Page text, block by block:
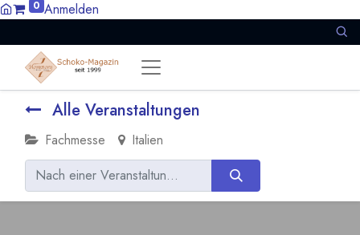
0 Anmelden
Alle Veranstaltungen
Fachmesse Italien